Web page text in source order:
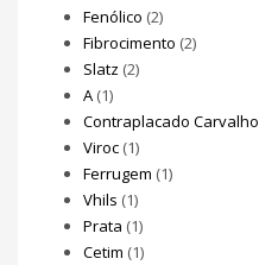
Fenólico (2)
Fibrocimento (2)
Slatz (2)
A (1)
Contraplacado Carvalho
Viroc (1)
Ferrugem (1)
Vhils (1)
Prata (1)
Cetim (1)